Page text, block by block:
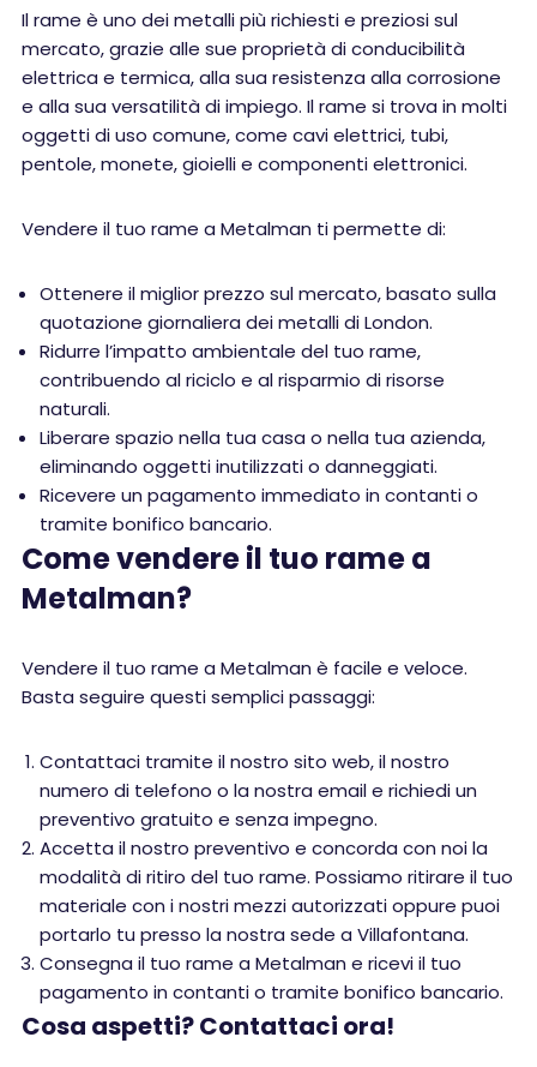
Il rame è uno dei metalli più richiesti e preziosi sul
mercato, grazie alle sue proprietà di conducibilità
elettrica e termica, alla sua resistenza alla corrosione
e alla sua versatilità di impiego. Il rame si trova in molti
oggetti di uso comune, come cavi elettrici, tubi,
pentole, monete, gioielli e componenti elettronici.
Vendere il tuo rame a Metalman ti permette di:
Ottenere il miglior prezzo sul mercato, basato sulla
quotazione giornaliera dei metalli di London.
Ridurre l’impatto ambientale del tuo rame,
contribuendo al riciclo e al risparmio di risorse
naturali.
Liberare spazio nella tua casa o nella tua azienda,
eliminando oggetti inutilizzati o danneggiati.
Ricevere un pagamento immediato in contanti o
tramite bonifico bancario.
Come vendere il tuo rame a
Metalman?
Vendere il tuo rame a Metalman è facile e veloce.
Basta seguire questi semplici passaggi:
Contattaci tramite il nostro sito web, il nostro
numero di telefono o la nostra email e richiedi un
preventivo gratuito e senza impegno.
Accetta il nostro preventivo e concorda con noi la
modalità di ritiro del tuo rame. Possiamo ritirare il tuo
materiale con i nostri mezzi autorizzati oppure puoi
portarlo tu presso la nostra sede a Villafontana.
Consegna il tuo rame a Metalman e ricevi il tuo
pagamento in contanti o tramite bonifico bancario.
Cosa aspetti? Contattaci ora!